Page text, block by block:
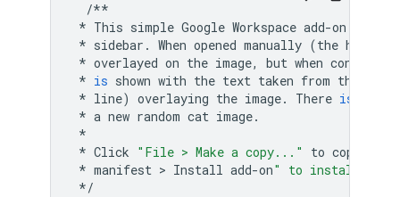
/**
* This simple Google Workspace add-on
* sidebar . When opened manually (the
* overlayed on the image, but when
* is shown with the text taken from that
* line) overlaying the image. There is
* a new random cat image.
*
* Click "File > Make a copy..." to copy
* manifest > Install add-on" to install it.
*/